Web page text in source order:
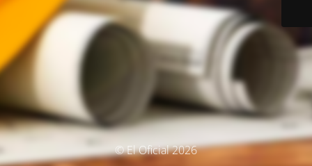
© El Oficial 2026